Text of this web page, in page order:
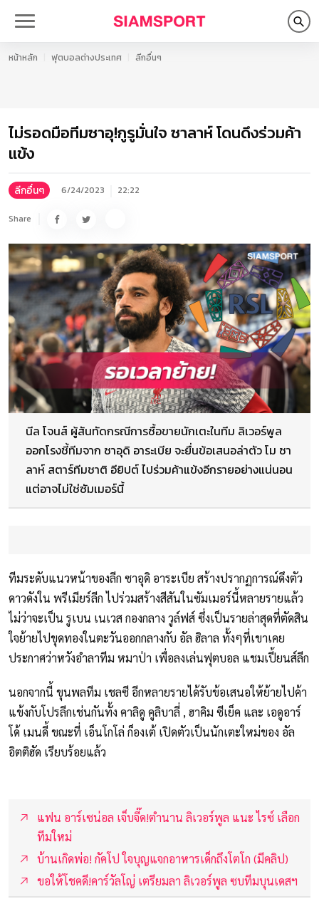
หน้าหลัก ฟุตบอลต่างประเทศ ลีกอื่นๆ
ไม่รอดมือทีมซาอุ!กูรูมั่นใจ ซาลาห์ โดนดึงร่วมค้า
แข้ง
ลีกอื่นๆ 6/24/2023 22:22
Share
นีล โจนส์ ผู้สันทัดกรณีการซื้อขายนักเตะในทีม ลิเวอร์พูล
ออกโรงชี้ทีมจาก ซาอุดิ อาระเบีย จะยื่นข้อเสนอล่าตัว โม ซา
ลาห์ สตาร์ทีมชาติ อียิปต์ ไปร่วมค้าแข้งอีกรายอย่างแน่นอน
แต่อาจไม่ใช่ซัมเมอร์นี้
ทีมระดับแนวหน้าของลีก ซาอุดิ อาระเบีย สร้างปรากฏการณ์ดึงตัว
ดาวดังใน พรีเมียร์ลีก ไปร่วมสร้างสีสันในซัมเมอร์นี้หลายรายแล้ว
ไม่ว่าจะเป็น รูเบน เนเวส กองกลาง วูล์ฟส์ ซึ่งเป็นรายล่าสุดที่ตัดสิน
ใจย้ายไปขุดทองในตะวันออกกลางกับ อัล ฮิลาล ทั้งๆที่เขาเคย
ประกาศว่าหวังอำลาทีม หมาป่า เพื่อลงเล่นฟุตบอล แชมเปี้ยนส์ลีก
นอกจากนี้ ขุนพลทีม เชลซี อีกหลายรายได้รับข้อเสนอให้ย้ายไปค้า
แข้งกับโปรลีกเช่นกันทั้ง คาลิดู คูลิบาลี่ , ฮาคิม ซีเย็ค และ เอดูอาร์
โด้ เมนดี้ ขณะที่ เอ็นโกโล่ ก็องเต้ เปิดตัวเป็นนักเตะใหม่ของ อัล
อิตติฮัด เรียบร้อยแล้ว
แฟน อาร์เซน่อล เจ็บจี๊ด!ตำนาน ลิเวอร์พูล แนะ ไรซ์ เลือก
ทีมใหม่
บ้านเกิดพ่อ! กัคโป ใจบุญแจกอาหารเด็กถึงโตโก (มีคลิป)
ขอให้โชคดี!คาร์วัลโญ่ เตรียมลา ลิเวอร์พูล ซบทีมบุนเดสฯ